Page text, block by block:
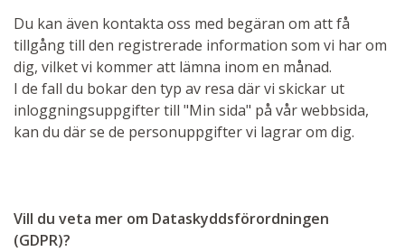
Du kan även kontakta oss med begäran om att få
tillgång till den registrerade information som vi har om
dig, vilket vi kommer att lämna inom en månad.
I de fall du bokar den typ av resa där vi skickar ut
inloggningsuppgifter till "Min sida" på vår webbsida,
kan du där se de personuppgifter vi lagrar om dig.
Vill du veta mer om Dataskyddsförordningen
(GDPR)?